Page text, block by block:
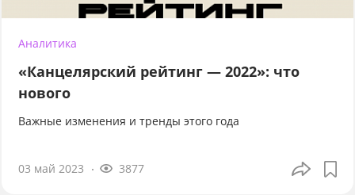
Аналитика
«Канцелярский рейтинг — 2022»: что
нового
Важные изменения и тренды этого года
03 май 2023 3877